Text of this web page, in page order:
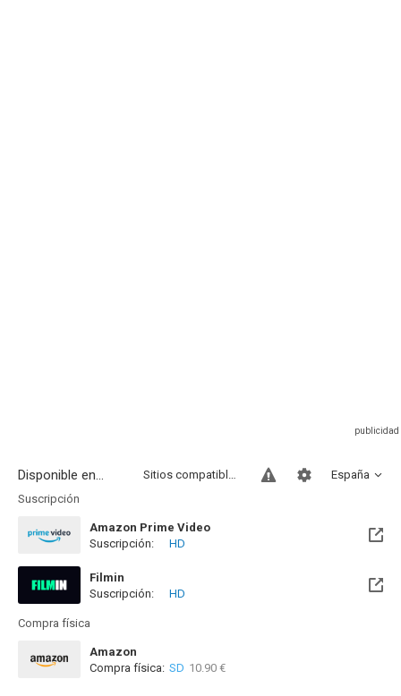
Disponible en... España
Sitios compatibles
Suscripción
Amazon Prime Video
Suscripción:
HD
Filmin
Disponible hasta el Mar, 01 Feb 2028 (Queda 1 año)
Suscripción: HD
Compra física
Amazon
Compra física: SD 10.90 €